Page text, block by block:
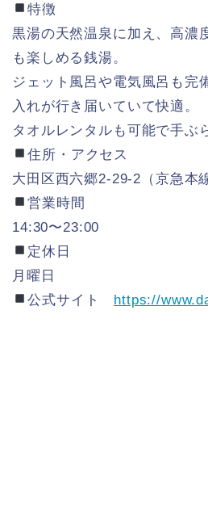
特徴
黒湯の天然温泉に加え、高濃
も楽しめる銭湯。
ジェット風呂や電気風呂も完
入れが行き届いていて快適。
タオルレンタルも可能で手ぶ
住所・アクセス
大田区西六郷2-29-2（京急本
営業時間
14:30〜23:00
定休日
月曜日
公式サイト https://